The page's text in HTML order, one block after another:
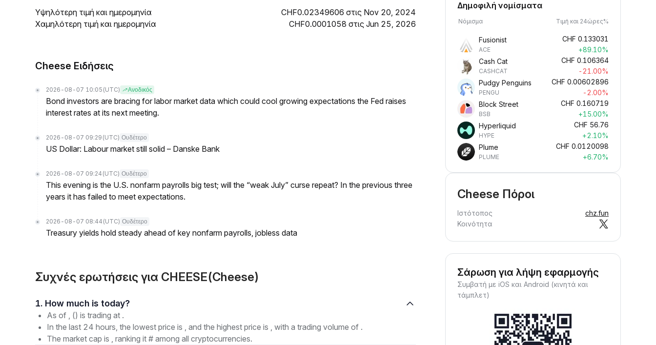
Υψηλότερη τιμή και ημερομηνία
CHF0.02349606 στις Nov 20, 2024
Χαμηλότερη τιμή και ημερομηνία
CHF0.0001058 στις Jun 25, 2026
Cheese Ειδήσεις
2026-08-07 10:05 (UTC) Ανοδικός
Bond investors are bracing for labor market data which could cool growing expectations the Fed raises
interest rates at its next meeting.
2026-08-07 09:29 (UTC) Ουδέτερο
US Dollar: Labour market still solid – Danske Bank
2026-08-07 09:24 (UTC) Ουδέτερο
This evening is the U.S. nonfarm payrolls big test; will the “weak July” curse repeat? In the previous three
years it has failed to meet expectations.
2026-08-07 08:44 (UTC) Ουδέτερο
Treasury yields hold steady ahead of key nonfarm payrolls, jobless data
Συχνές ερωτήσεις για CHEESE(Cheese)
1. How much is today?
As of , () is trading at .
In the last 24 hours, the lowest price is , and the highest price is , with a trading volume of .
The market cap is , ranking it # among all cryptocurrencies.
Δημοφιλή νομίσματα
Νόμισμα Τιμή και 24ώρες%
Fusionist
ACE
CHF 0.133031
+89.10%
Cash Cat
CASHCAT
CHF 0.106364
-21.00%
Pudgy Penguins
PENGU
CHF 0.00602896
-2.00%
Block Street
BSB
CHF 0.160719
+15.00%
Hyperliquid
HYPE
CHF 56.76
+2.10%
Plume
PLUME
CHF 0.0120098
+6.70%
Cheese Πόροι
Ιστότοπος
chz.fun
Κοινότητα
Σάρωση για λήψη εφαρμογής
Συμβατή με iOS και Android (κινητά και
τάμπλετ)